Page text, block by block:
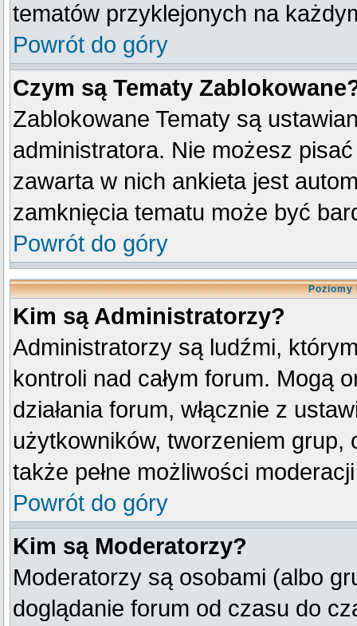
tematów przyklejonych na
Powrót do góry
Czym są Tematy
Zablokowane Tematy są
administratora. Nie możesz
zawarta w nich ankieta jest
zamknięcia tematu może być
Powrót do góry
Poziomy
Kim są Administratorzy?
Administratorzy są ludźmi,
kontroli nad całym forum. Mogą
działania forum, włącznie z
użytkowników, tworzeniem grup,
także pełne możliwości
Powrót do góry
Kim są Moderatorzy?
Moderatorzy są osobami (albo
doglądanie forum od czasu do